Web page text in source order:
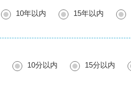
10年以内 15年以内
10分以内 15分以内